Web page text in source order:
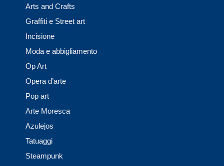
Arts and Crafts
Graffiti e Street art
Incisione
Moda e abbigliamento
Op Art
Opera d’arte
Pop art
Arte Moresca
Azulejos
Tatuaggi
Steampunk